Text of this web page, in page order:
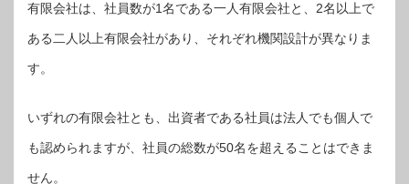
有限会社は、社員数が1名である一人有限会社と、2名以上で
ある二人以上有限会社があり、それぞれ機関設計が異なりま
す。
いずれの有限会社とも、出資者である社員は法人でも個人で
も認められますが、社員の総数が50名を超えることはできま
せん。